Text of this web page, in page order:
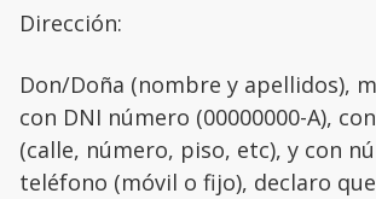
Dirección:
Don/Doña (nombre y apellidos),
con DNI número (00000000-A),
(calle, número, piso, etc), y con
teléfono (móvil o fijo), declaro